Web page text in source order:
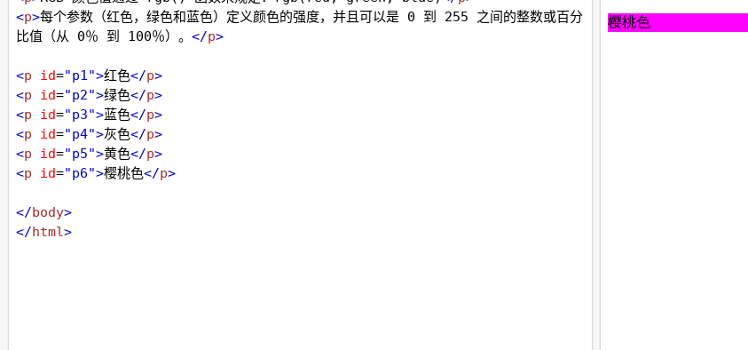
<p>每个参数（红色，绿色和蓝色）定义颜色的强度，并且可以是 0 到 255 之间的整数或百分
比值（从 0％ 到 100％）。 </p>
<p id="p1">红色</p>
<p id="p2">绿色</p>
<p id="p3">蓝色</p>
<p id="p4">灰色</p>
<p id="p5">黄色</p>
<p id="p6">樱桃色</p>
</body>
</html>